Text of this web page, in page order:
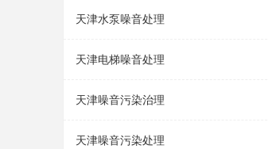
天津水泵噪音处理
天津电梯噪音处理
天津噪音污染治理
天津噪音污染处理